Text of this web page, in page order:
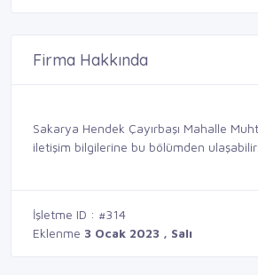
Firma Hakkında
Sakarya Hendek Çayırbaşı Mahalle
iletişim bilgilerine bu bölümden
İşletme ID : #314
Eklenme 3 Ocak 2023 , Salı